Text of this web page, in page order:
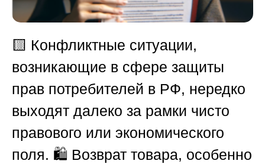
🟨 Конфликтные ситуации,
возникающие в сфере защиты
прав потребителей в РФ, нередко
выходят далеко за рамки чисто
правового или экономического
поля. 🛍️ Возврат товара, особенно